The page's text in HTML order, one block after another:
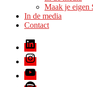
Maak je eigen
In de media
Contact
LinkedIn
Instagram
Youtube
Spotify